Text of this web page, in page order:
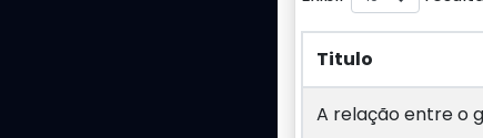
Titulo
A relação entre o